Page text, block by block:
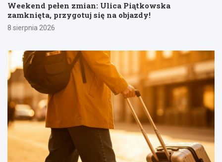
Weekend pełen zmian: Ulica Piątkowska
zamknięta, przygotuj się na objazdy!
8 sierpnia 2026